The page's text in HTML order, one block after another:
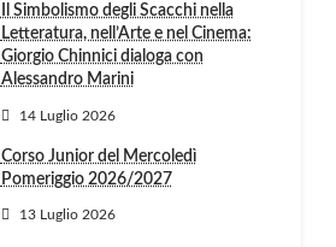
Il Simbolismo degli Scacchi nella
Letteratura, nell’Arte e nel Cinema:
Giorgio Chinnici dialoga con
Alessandro Marini
14 Luglio 2026
Corso Junior del Mercoledì
Pomeriggio 2026/2027
13 Luglio 2026